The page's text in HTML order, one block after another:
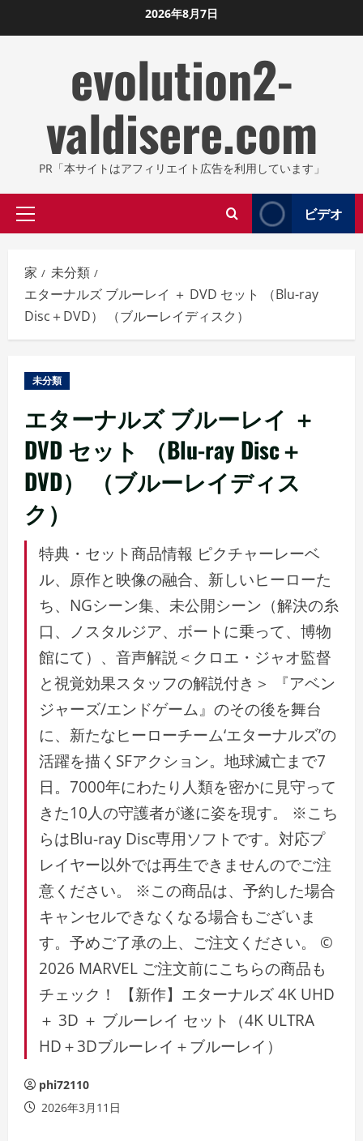
ン
2026年8月7日
evolution2-
valdisere.com
PR「本サイトはアフィリエイト広告を利用しています」
プ
イ
マ
リ
メ
ニ
ー
ビデオ
家
未分類
エターナルズ ブルーレイ ＋ DVD セット （Blu-ray
Disc＋DVD） （ブルーレイディスク）
未分類
エターナルズ ブルーレイ ＋
DVD セット （Blu-ray Disc＋
DVD） （ブルーレイディス
ク）
特典・セット商品情報 ピクチャーレーベ
ル、原作と映像の融合、新しいヒーローた
ち、NGシーン集、未公開シーン（解決の糸
口、ノスタルジア、ボートに乗って、博物
館にて）、音声解説＜クロエ・ジャオ監督
と視覚効果スタッフの解説付き＞ 『アベン
ジャーズ/エンドゲーム』のその後を舞台
に、新たなヒーローチーム‘エターナルズ’の
活躍を描くSFアクション。地球滅亡まで7
日。7000年にわたり人類を密かに見守って
きた10人の守護者が遂に姿を現す。 ※こち
らはBlu-ray Disc専用ソフトです。対応プ
レイヤー以外では再生できませんのでご注
意ください。 ※この商品は、予約した場合
キャンセルできなくなる場合もございま
す。予めご了承の上、ご注文ください。 ©
2026 MARVEL ご注文前にこちらの商品も
チェック！ 【新作】エターナルズ 4K UHD
＋ 3D ＋ ブルーレイ セット（4K ULTRA
HD＋3Dブルーレイ＋ブルーレイ）
phi72110
2026年3月11日